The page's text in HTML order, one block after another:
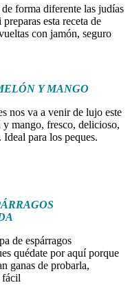
forma diferente las judías
esta receta de
con jamón, seguro
Y MANGO
nos va a venir de lujo este
y mango, fresco, delicioso,
para los peques.
de espárragos
quédate por aquí porque
ganas de probarla,
fácil